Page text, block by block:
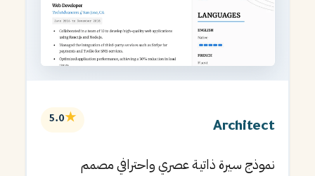
Architect
★
5.0
نموذج سيرة ذاتية عصري واحترافي مصمم